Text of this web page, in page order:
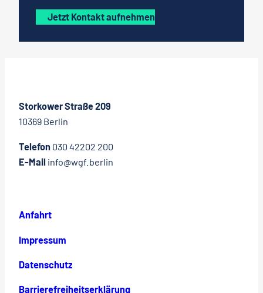
Jetzt Kontakt aufnehmen
Storkower Straße 209
10369 Berlin
Telefon 030 42202 200
E-Mail info@wgf.berlin
Anfahrt
Impressum
Datenschutz
Barrierefreiheitserklärung